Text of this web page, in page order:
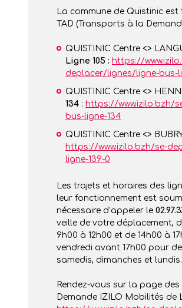
La commune de Quistinic
TAD (Transports à la
QUISTINIC Centre <>
Ligne 105 : https://
deplacer/lignes/ligne-bus-
QUISTINIC Centre <>
134 : https://www.izilo.bzh/
bus-ligne-134
QUISTINIC Centre <>
https://www.izilo.bzh/se-
ligne-139-0
Les trajets et horaires des
leur fonctionnement est
nécessaire d’appeler le
veille de votre déplacement,
9h00 à 12h00 et de 14h00 à
vendredi avant 17h00 pour
samedis, dimanches et lundis.
Rendez-vous sur la page
Demande IZILO Mobilités de